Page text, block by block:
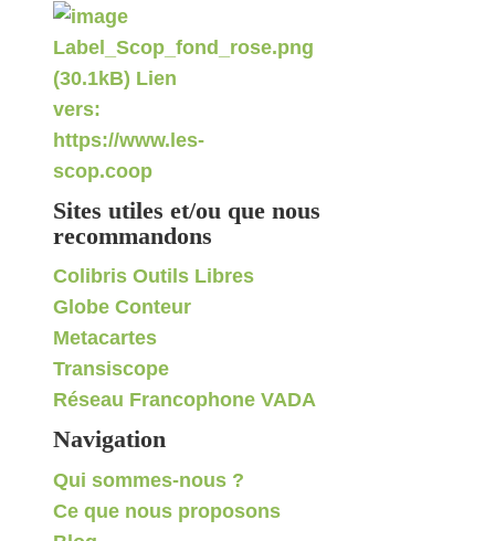
Sites utiles et/ou que nous
recommandons
Colibris Outils Libres
Globe Conteur
Metacartes
Transiscope
Réseau Francophone VADA
Navigation
Qui sommes-nous ?
Ce que nous proposons